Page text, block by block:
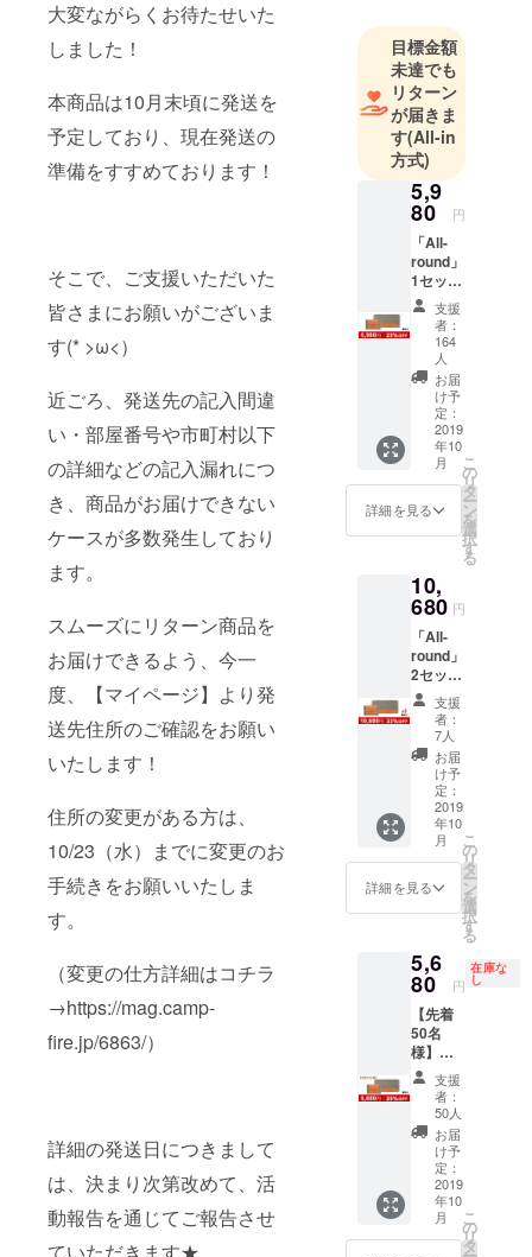
大変ながらくお待たせいた
しました！
本商品は10月末頃に発送を
予定しており、現在発送の
準備をすすめております！
そこで、ご支援いただいた
皆さまにお願いがございま
す(* >ω<）
近ごろ、発送先の記入間違
い・部屋番号や市町村以下
の詳細などの記入漏れにつ
き、商品がお届けできない
ケースが多数発生しており
ます。
スムーズにリターン商品を
お届けできるよう、今一
度、【マイページ】より発
送先住所のご確認をお願い
いたします！
住所の変更がある方は、
10/23（水）までに変更のお
手続きをお願いいたしま
す。
（変更の仕方詳細はコチラ
→https://mag.camp-
fire.jp/6863/）
詳細の発送日につきまして
は、決まり次第改めて、活
動報告を通じてご報告させ
2018年、ク
ラウドファ
ンディング
事業にも参
入し、主に
海外から斬
新なる高品
質電子製品
を日本へ輸
入し、日本
のお客様に
紹介する。
目標金額
未達でも
リターン
が届きま
す(All-in
方式)
5,9
80 円
「All-
round」
1セット
＜1セッ
トの詳
細＞ ・
長財布1
点 ・
カード
ケース1
※2019
年10月
にお届
けする
配送状
況によ
り遅れ
る可能
性もご
ざいま
す。 ※
送料込
の価格
となり
ます。
支援
者：
164
人
お届
け予
定：
2019
年10
月
詳細を見る
こ
の
リ
タ
ー
ン
を
選
択
す
る
10,
680 円
「All-
round」
2セット
＜1セッ
トの詳
細＞ ・
長財布1
点 ・
カード
ケース1
※2019
年10月
にお届
けする
予定で
生産、
配送状
況によ
り遅れ
る可能
性もご
ざいま
す。 ※
送料込
の価格
となり
ます。
支援
者：
7人
お届
け予
定：
2019
年10
月
詳細を見る
こ
の
リ
タ
ー
ン
を
選
択
す
る
5,6
80 円
在庫な
し
【先着
50名
様】
「All-
round」
1セット
＜1セッ
トの詳
細＞ ・
長財布1
点 ・
カード
ケース1
支援
者：
50人
お届
け予
定：
2019
年10
月
こ
の
リ
タ